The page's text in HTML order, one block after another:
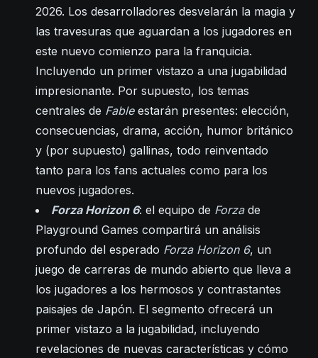
2026. Los desarrolladores desvelarán la magia y
las travesuras que aguardan a los jugadores en
este nuevo comienzo para la franquicia.
Incluyendo un primer vistazo a una jugabilidad
impresionante. Por supuesto, los temas
centrales de Fableestarán presentes: elección,
consecuencias, drama, acción, humor británico
y (por supuesto) gallinas, todo reinventado
tanto para los fans actuales como para los
nuevos jugadores.
Forza Horizon 6: el equipo de Forzade
Playground Games compartirá un análisis
profundo del esperado Forza Horizon 6, un
juego de carreras de mundo abierto que lleva a
los jugadores a los hermosos y contrastantes
paisajes de Japón. El segmento ofrecerá un
primer vistazo a la jugabilidad, incluyendo
revelaciones de nuevas características y cómo